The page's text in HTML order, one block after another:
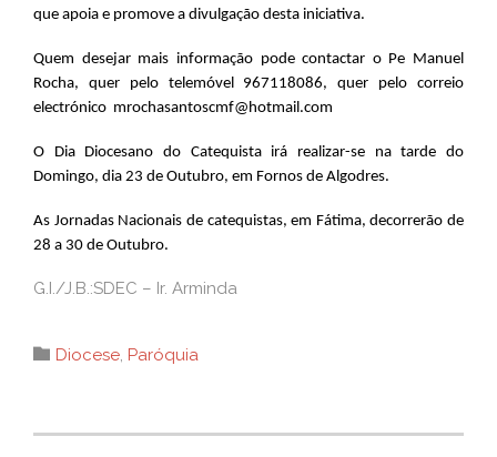
que apoia e promove a divulgação desta iniciativa.
Quem desejar mais informação pode contactar o Pe Manuel
Rocha, quer pelo telemóvel 967118086, quer pelo correio
electrónico mrochasantoscmf@hotmail.com
O Dia Diocesano do Catequista irá realizar-se na tarde do
Domingo, dia 23 de Outubro, em Fornos de Algodres.
As Jornadas Nacionais de catequistas, em Fátima, decorrerão de
28 a 30 de Outubro.
G.I./J.B.:SDEC – Ir. Arminda
 Category
Diocese, Paróquia